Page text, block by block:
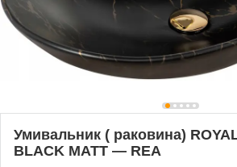
Умивальник ( раковина)
BLACK MATT — REA